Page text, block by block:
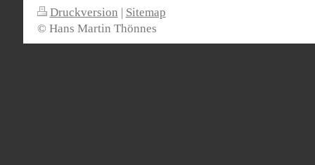
Druckversion | Sitemap
© Hans Martin Thönnes